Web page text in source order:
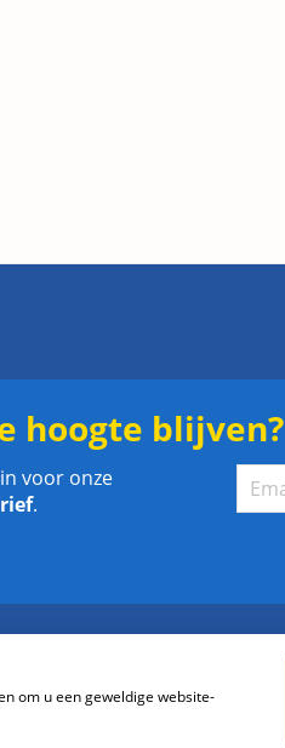
hoogte blijven?
voor onze
.
om u een geweldige website-